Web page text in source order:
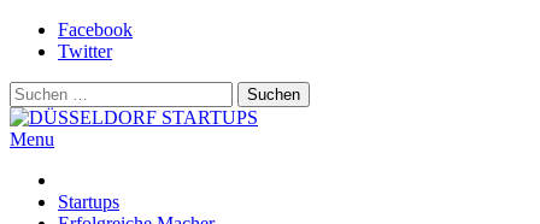
Skip
Facebook
Twitter
Suchen
nach:
ganzen Rheinland
Menu
Startups